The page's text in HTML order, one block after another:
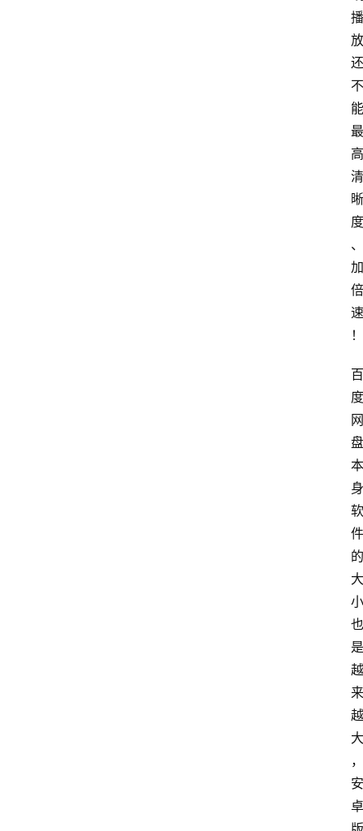
播
放
还
不
能
最
高
清
晰
度
、
加
倍
速
！
百
度
网
盘
本
身
软
件
的
大
小
也
是
越
来
越
大
，
安
卓